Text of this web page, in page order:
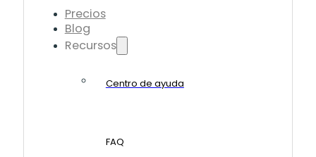
Precios
Blog
Recursos
Centro de ayuda
FAQ